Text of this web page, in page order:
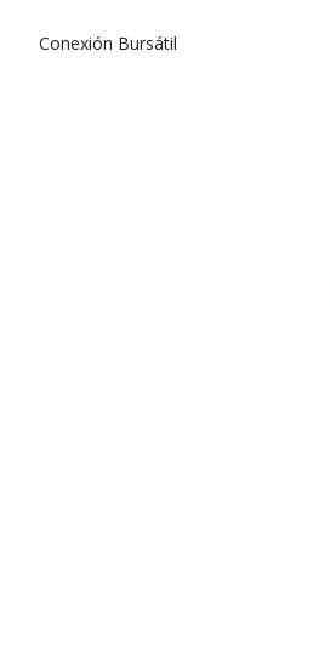
Conexión Bursátil